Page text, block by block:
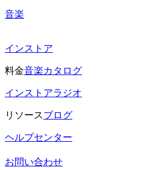
音楽
インストア
料金音楽カタログ
インストアラジオ
リソースブログ
ヘルプセンター
お問い合わせ